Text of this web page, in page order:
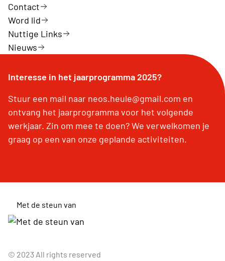
Contact
Word lid
Nuttige Links
Nieuws
Interesse in het jaarprogramma 2025?
Stuur een mail naar neos.heule@gmail.com en
ontvang het jaarprogramma voor het volgende
werkjaar. Zin om mee te doen? We verwelkomen je
graag op een van onze geplande activiteiten.
Met de steun van
© 2023 All rights reserved